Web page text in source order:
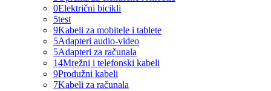
0Električni bicikli
5test
9Kabeli za mobitele i tablete
5Adapteri audio-video
5Adapteri za računala
14Mrežni i telefonski kabeli
9Produžni kabeli
7Kabeli za računala